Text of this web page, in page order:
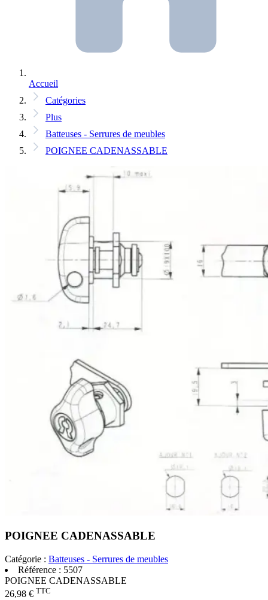
Accueil
Catégories
Plus
Batteuses - Serrures de meubles
POIGNEE CADENASSABLE
POIGNEE CADENASSABLE
Catégorie : Batteuses - Serrures de meubles
Référence : 5507
POIGNEE CADENASSABLE
26,98 € TTC